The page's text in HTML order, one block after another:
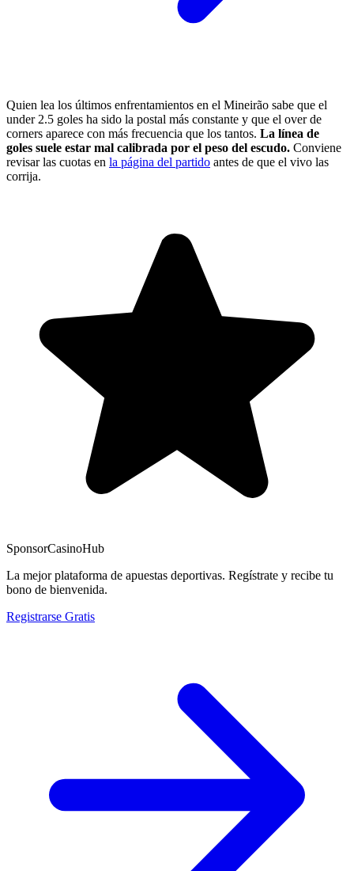
Quien lea los últimos enfrentamientos en el Mineirão sabe que el
under 2.5 goles ha sido la postal más constante y que el over de
corners aparece con más frecuencia que los tantos. La línea de
goles suele estar mal calibrada por el peso del escudo. Conviene
revisar las cuotas en la página del partido antes de que el vivo las
corrija.
SponsorCasinoHub
La mejor plataforma de apuestas deportivas. Regístrate y recibe tu
bono de bienvenida.
Registrarse Gratis